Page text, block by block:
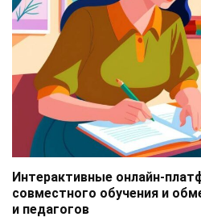
Интерактивные онлайн-
совместного обучения и
и педагогов